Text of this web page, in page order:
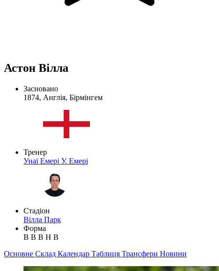
Астон Вілла
Засновано
1874, Англія, Бірмінгем
Тренер
Унаї Емері У. Емері
Стадіон
Вілла Парк
Форма
В В В Н В
Основне Склад Календар Таблиця Трансфери Новини